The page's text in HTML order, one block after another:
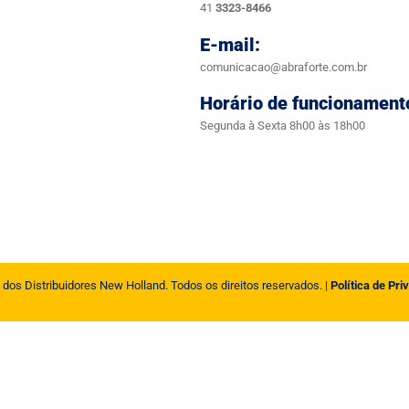
413323-8466
E-mail:
comunicacao@abraforte.com.br
Horário de
Segunda à Sexta 8h00 às 18h00
Distribuidores New Holland. Todos os direitos reservados. | Política de